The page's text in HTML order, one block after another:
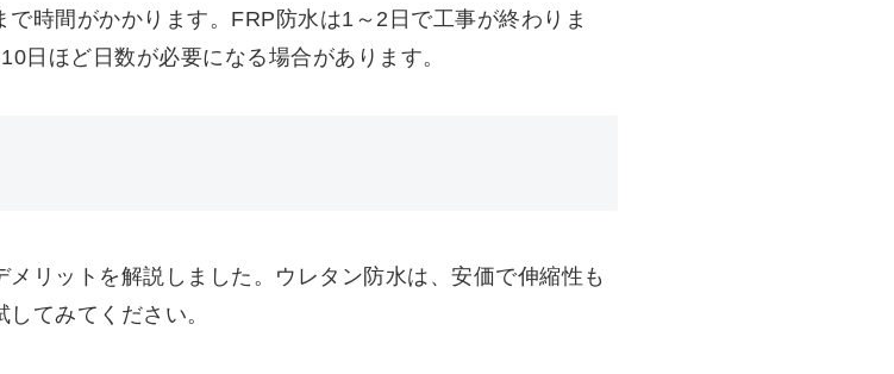
時間がかかります。FRP防水は1～2日で工事が終わりま
日ほど日数が必要になる場合があります。
リットを解説しました。ウレタン防水は、安価で伸縮性も
てみてください。